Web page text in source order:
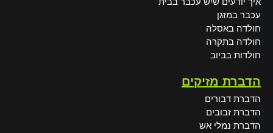
עכבר במזגן
חולדה באסלה
חולדה בתקרה
חולדות בביוב
הדברת מזיקים
הדברת דבורים
הדברת זבובים
הדברת נמלי אש